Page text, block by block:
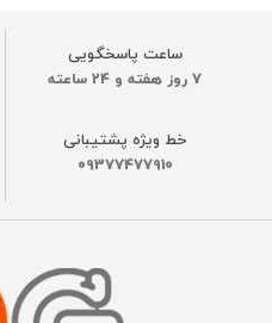
DEEBOT X11 OmniCyclone / X11
ساعت پاسخگویی
7 روز هفته و 24 ساعته
خط ویژه پشتیبانی
09377477910